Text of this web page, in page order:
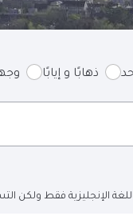
ذهابًا و إيابًا
الإنجليزية فقط ولكن